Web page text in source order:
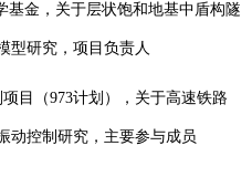
基金 ，关于层状饱和地基中盾构隧
型研究 ， 项目负责人
目（973计划） ，关于高速铁路
动控制研究， 主要参与成员